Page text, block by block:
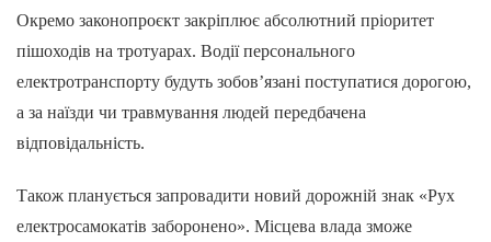
Окремо законопроєкт закріплює абсолютний пріоритет
пішоходів на тротуарах. Водії персонального
електротранспорту будуть зобов’язані поступатися дорогою,
а за наїзди чи травмування людей передбачена
відповідальність.
Також планується запровадити новий дорожній знак «Рух
електросамокатів заборонено». Місцева влада зможе